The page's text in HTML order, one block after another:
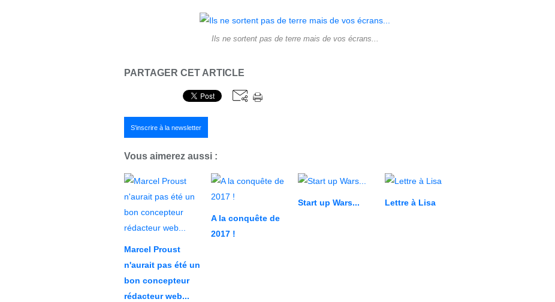
Ils ne sortent pas de terre mais de vos écrans...
PARTAGER CET ARTICLE
S'inscrire à la newsletter
Vous aimerez aussi :
Marcel Proust
n'aurait pas été un
bon concepteur
rédacteur web...
A la conquête de
2017 !
Start up Wars... Lettre à Lisa